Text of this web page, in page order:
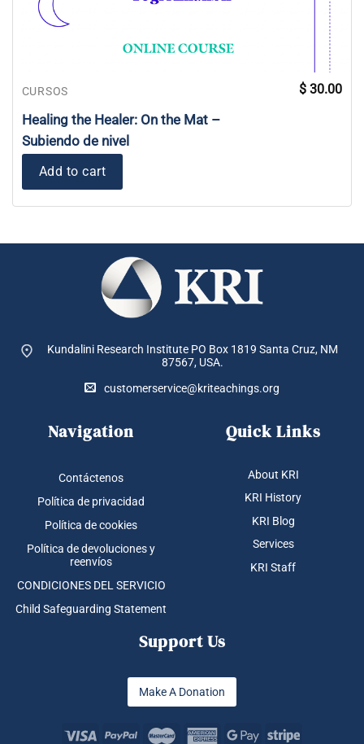
CURSOS
Healing the Healer: On the Mat –
Subiendo de nivel
$ 30.00
Add to cart
Kundalini Research Institute PO Box 1819 Santa Cruz, NM
87567, USA.
customerservice@kriteachings.org
Navigation
Contáctenos
Política de privacidad
Política de cookies
Política de devoluciones y
reenvíos
CONDICIONES DEL SERVICIO
Child Safeguarding Statement
Quick Links
About KRI
KRI History
KRI Blog
Services
KRI Staff
Support Us
Make A Donation